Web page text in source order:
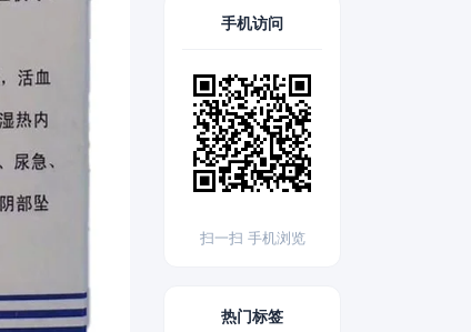
手机访问
扫一扫 手机浏览
热门标签